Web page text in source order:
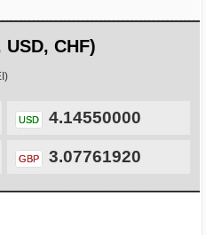
CHF)
USD 4.14550000
GBP 3.07761920